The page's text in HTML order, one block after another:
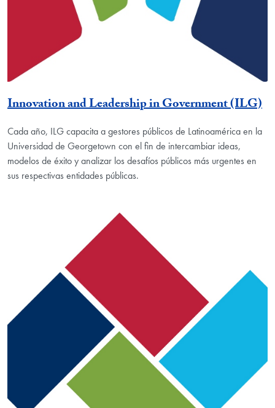
Innovation and Leadership in Government (ILG)
Cada año, ILG capacita a gestores públicos de Latinoamérica en la
Universidad de Georgetown con el fin de intercambiar ideas,
modelos de éxito y analizar los desafíos públicos más urgentes en
sus respectivas entidades públicas.